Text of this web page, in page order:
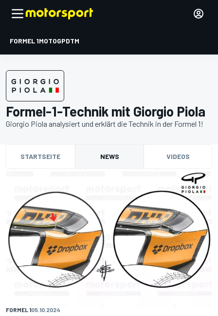
FORMEL 1MOTOGPDTM
Formel-1-Technik mit Giorgio Piola
Giorgio Piola analysiert und erklärt die Technik in der Formel 1!
STARTSEITE NEWS VIDEOS
FORMEL 105.10.2024